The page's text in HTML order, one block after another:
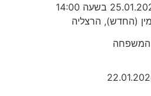
(החדש), הרצליה
המשפחה